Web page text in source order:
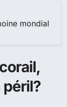
mondial
péril?